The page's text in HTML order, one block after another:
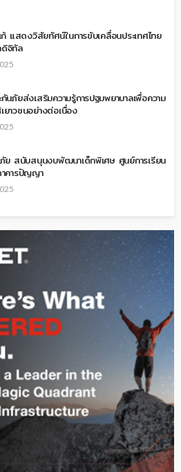
ก้ แสดงวิสัยทัศน์ในการขับเคลื่อนประเทศไทย
จิทัล
นภัยส่งเสริมความรู้การปฐมพยาบาลเพื่อความ
ยาวชนอย่างต่อเนื่อง
ภัย สนับสนุนงบพัฒนาเด็กพิเศษ ศูนย์การเรียน
าคารปัญญา